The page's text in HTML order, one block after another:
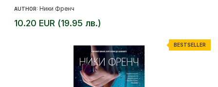
AUTHOR: Ники Френч
10.20 EUR (19.95 лв.)
BESTSELLER